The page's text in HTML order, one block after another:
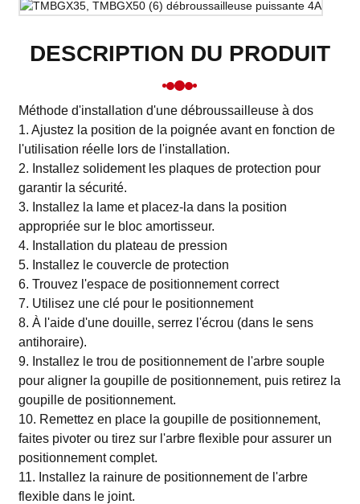
DESCRIPTION DU PRODUIT
Méthode d'installation d'une débroussailleuse à dos
1. Ajustez la position de la poignée avant en fonction de
l'utilisation réelle lors de l'installation.
2. Installez solidement les plaques de protection pour
garantir la sécurité.
3. Installez la lame et placez-la dans la position
appropriée sur le bloc amortisseur.
4. Installation du plateau de pression
5. Installez le couvercle de protection
6. Trouvez l'espace de positionnement correct
7. Utilisez une clé pour le positionnement
8. À l'aide d'une douille, serrez l'écrou (dans le sens
antihoraire).
9. Installez le trou de positionnement de l'arbre souple
pour aligner la goupille de positionnement, puis retirez la
goupille de positionnement.
10. Remettez en place la goupille de positionnement,
faites pivoter ou tirez sur l'arbre flexible pour assurer un
positionnement complet.
11. Installez la rainure de positionnement de l'arbre
flexible dans le joint.